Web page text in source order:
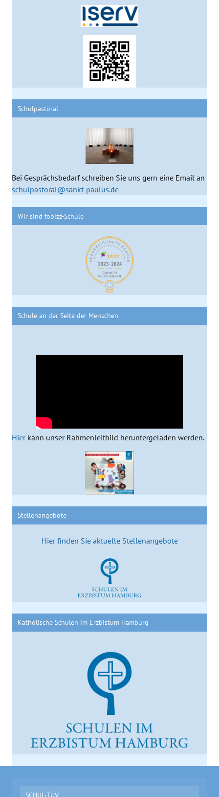
Schulpastoral
Bei Gesprächsbedarf schreiben Sie uns gern eine Email an
schulpastoral@sankt-paulus.de
Wir sind fobizz-Schule
Schule an der Seite der Menschen
Hierkann unser Rahmenleitbild heruntergeladen werden.
Stellenangebote
Hier finden Sie aktuelle Stellenangebote
Katholische Schulen im Erzbistum Hamburg
SCHUL-TÜV